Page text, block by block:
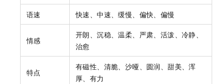
语速 快速、中速、缓慢、偏快、偏慢
情感
开朗、沉稳、温柔、严肃、活泼、冷静、
治愈
特点
有磁性、清脆、沙哑、圆润、甜美、浑
厚、有力